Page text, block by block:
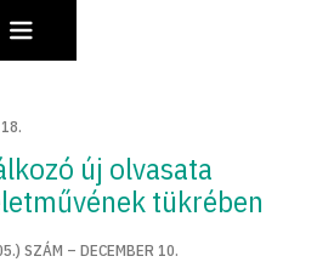
18.
új olvasata
tükrében
SZÁM – DECEMBER 10.